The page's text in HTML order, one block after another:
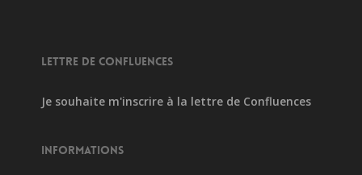
LETTRE DE CONFLUENCES
Je souhaite m'inscrire à la lettre de Confluences
INFORMATIONS